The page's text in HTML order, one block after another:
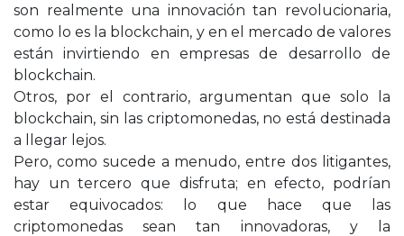
son realmente una innovación tan revolucionaria,
como lo es la blockchain, y en el mercado de valores
están invirtiendo en empresas de desarrollo de
blockchain.
Otros, por el contrario, argumentan que solo la
blockchain, sin las criptomonedas, no está destinada
a llegar lejos.
Pero, como sucede a menudo, entre dos litigantes,
hay un tercero que disfruta; en efecto, podrían
estar equivocados: lo que hace que las
criptomonedas sean tan innovadoras, y la